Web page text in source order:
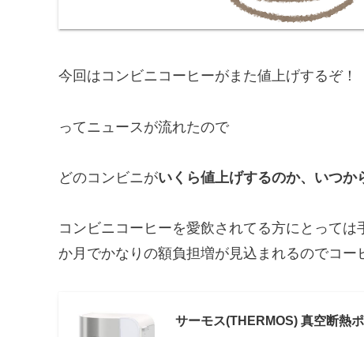
今回はコンビニコーヒーがまた値上げするぞ！
ってニュースが流れたので
どのコンビニがいくら値上げするのか、いつか
コンビニコーヒーを愛飲されてる方にとって
か月でかなりの額負担増が見込まれるのでコー
サーモス(THERMOS) 真空断熱